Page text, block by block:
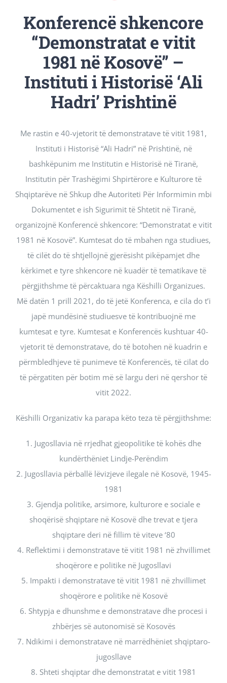
Revista Kosova
Njoftimet & Konkurset
Kontakti
Konferencë shkencore
“Demonstratat e vitit
1981 në Kosovë” –
Instituti i Historisë ‘Ali
Hadri’ Prishtinë
Me rastin e 40-vjetorit të demonstratave të vitit 1981,
Instituti i Historisë “Ali Hadri” në Prishtinë, në
bashkëpunim me Institutin e Historisë në Tiranë,
Institutin për Trashëgimi Shpirtërore e Kulturore të
Shqiptarëve në Shkup dhe Autoriteti Për Informimin mbi
Dokumentet e ish Sigurimit të Shtetit në Tiranë,
organizojnë Konferencë shkencore: “Demonstratat e vitit
1981 në Kosovë”. Kumtesat do të mbahen nga studiues,
të cilët do të shtjellojnë gjerësisht pikëpamjet dhe
kërkimet e tyre shkencore në kuadër të tematikave të
përgjithshme të përcaktuara nga Këshilli Organizues.
Më datën 1 prill 2021, do të jetë Konferenca, e cila do t’i
japë mundësinë studiuesve të kontribuojnë me
kumtesat e tyre. Kumtesat e Konferencës kushtuar 40-
vjetorit të demonstratave, do të botohen në kuadrin e
përmbledhjeve të punimeve të Konferencës, të cilat do
të përgatiten për botim më së largu deri në qershor të
vitit 2022.
Këshilli Organizativ ka parapa këto teza të përgjithshme:
1. Jugosllavia në rrjedhat gjeopolitike të kohës dhe
kundërthëniet Lindje-Perëndim
2. Jugosllavia përballë lëvizjeve ilegale në Kosovë, 1945-
1981
3. Gjendja politike, arsimore, kulturore e sociale e
shoqërisë shqiptare në Kosovë dhe trevat e tjera
shqiptare deri në fillim të viteve ‘80
4. Reflektimi i demonstratave të vitit 1981 në zhvillimet
shoqërore e politike në Jugosllavi
5. Impakti i demonstratave të vitit 1981 në zhvillimet
shoqërore e politike në Kosovë
6. Shtypja e dhunshme e demonstratave dhe procesi i
zhbërjes së autonomisë së Kosovës
7. Ndikimi i demonstratave në marrëdhëniet shqiptaro-
jugosllave
8. Shteti shqiptar dhe demonstratat e vitit 1981